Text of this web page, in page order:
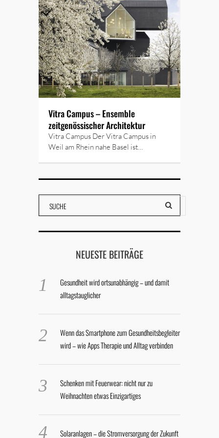
Vitra Campus – Ensemble
zeitgenössischer Architektur
Vitra Campus Der Vitra Campus in
Weil am Rhein nahe Basel ist…
NEUESTE BEITRÄGE
Gesundheit wird ortsunabhängig – und damit
alltagstauglicher
Wenn das Smartphone zum Gesundheitsbegleiter
wird – wie Apps Therapie und Alltag verbinden
Schenken mit Feuerwear: nicht nur zu
Weihnachten etwas Einzigartiges
Solaranlagen – die Stromversorgung der Zukunft